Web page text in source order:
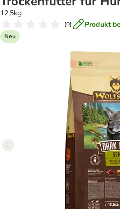
12,5kg
(0) Produkt
Neu